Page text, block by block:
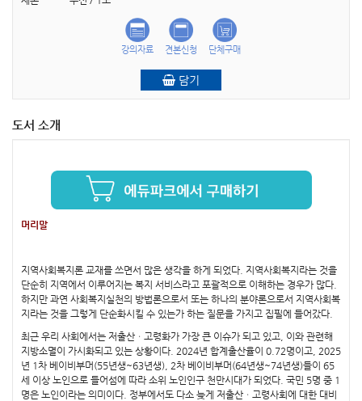
강의자료 견본신청 단체구매
담기
도서 소개
머리말
지역사회복지론 교재를 쓰면서 많은 생각을 하게 되었다. 지역사회복지라는 것을
단순히 지역에서 이루어지는 복지 서비스라고 포괄적으로 이해하는 경우가 많다.
하지만 과연 사회복지실천의 방법론으로서 또는 하나의 분야론으로서 지역사회복
지라는 것을 그렇게 단순화시킬 수 있는가 하는 질문을 가지고 집필에 들어갔다.
최근 우리 사회에서는 저출산ㆍ고령화가 가장 큰 이슈가 되고 있고, 이와 관련해
지방소멸이 가시화되고 있는 상황이다. 2024년 합계출산율이 0.72명이고, 2025
년 1차 베이비부머(55년생~63년생), 2차 베이비부머(64년생~74년생)들이 65
세 이상 노인으로 들어섬에 따라 소위 노인인구 천만시대가 되었다. 국민 5명 중 1
명은 노인이라는 의미이다. 정부에서도 다소 늦게 저출산ㆍ고령사회에 대한 대비